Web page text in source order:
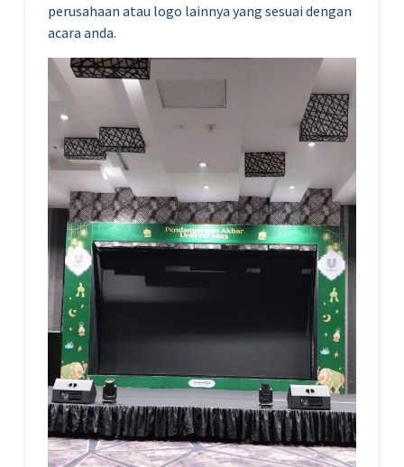
perusahaan atau logo lainnya yang sesuai dengan
acara anda.